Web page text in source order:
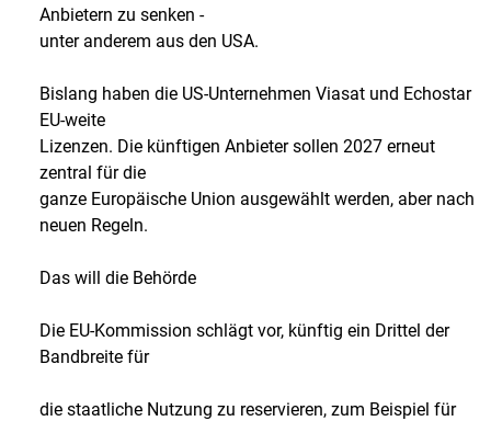
Anbietern zu senken -
unter anderem aus den USA.
Bislang haben die US-Unternehmen Viasat und Echostar
EU-weite
Lizenzen. Die künftigen Anbieter sollen 2027 erneut
zentral für die
ganze Europäische Union ausgewählt werden, aber nach
neuen Regeln.
Das will die Behörde
Die EU-Kommission schlägt vor, künftig ein Drittel der
Bandbreite für
die staatliche Nutzung zu reservieren, zum Beispiel für